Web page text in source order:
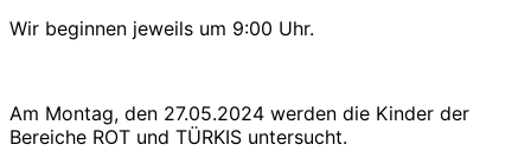
Wir beginnen jeweils um 9:00 Uhr.
Am Montag, den 27.05.2024 werden die Kinder der
Bereiche ROT und TÜRKIS untersucht.